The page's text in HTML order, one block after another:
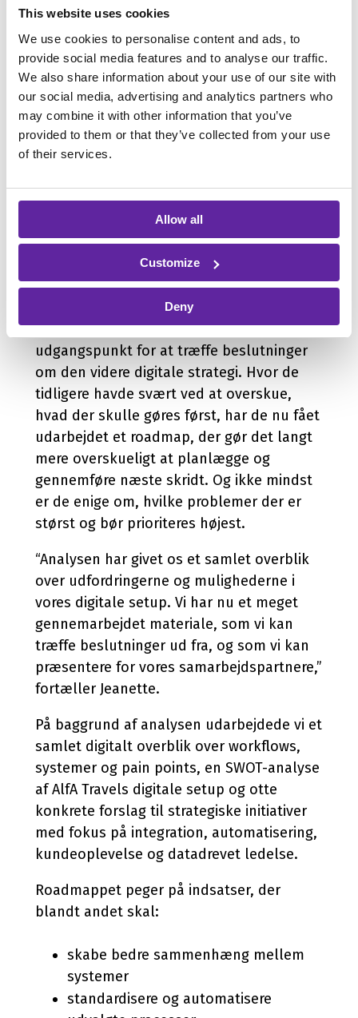
This website uses cookies
We use cookies to personalise content and ads, to
provide social media features and to analyse our traffic.
We also share information about your use of our site with
our social media, advertising and analytics partners who
may combine it with other information that you’ve
provided to them or that they’ve collected from your use
of their services.
Allow all
Customize
Deny
spørgeskemaundersøgelse blandt
kunder
kortlægning af eksisterende systemer
og processer på tværs af
organisationen.
Resultat
Overblik, prioritering
og et velfunderet
beslutningsgrundlag
AlfA Travel står nu med et velfunderet
udgangspunkt for at træffe beslutninger
om den videre digitale strategi. Hvor de
tidligere havde svært ved at overskue,
hvad der skulle gøres først, har de nu fået
udarbejdet et roadmap, der gør det langt
mere overskueligt at planlægge og
gennemføre næste skridt. Og ikke mindst
er de enige om, hvilke problemer der er
størst og bør prioriteres højest.
“Analysen har givet os et samlet overblik
over udfordringerne og mulighederne i
vores digitale setup. Vi har nu et meget
gennemarbejdet materiale, som vi kan
træffe beslutninger ud fra, og som vi kan
præsentere for vores samarbejdspartnere,”
fortæller Jeanette.
På baggrund af analysen udarbejdede vi et
samlet digitalt overblik over workflows,
systemer og pain points, en SWOT-analyse
af AlfA Travels digitale setup og otte
konkrete forslag til strategiske initiativer
med fokus på integration, automatisering,
kundeoplevelse og datadrevet ledelse.
Roadmappet peger på indsatser, der
blandt andet skal:
skabe bedre sammenhæng mellem
systemer
standardisere og automatisere